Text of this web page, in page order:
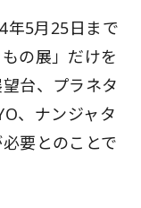
年5月25日まで
の展」だけを
台、プラネタ
、ナンジャタ
要とのことで